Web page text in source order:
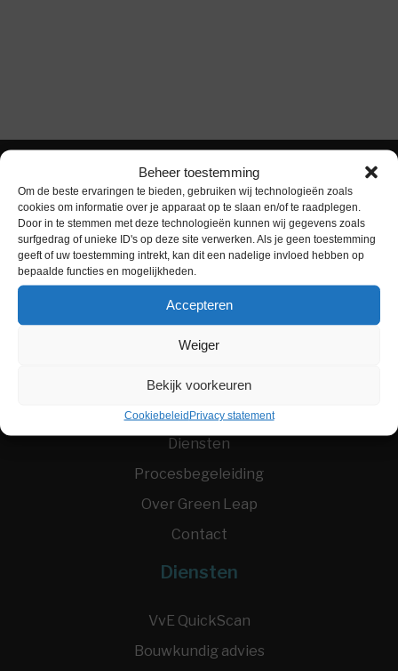
Beheer toestemming
Om de beste ervaringen te bieden, gebruiken wij technologieën zoals
cookies om informatie over je apparaat op te slaan en/of te raadplegen.
Door in te stemmen met deze technologieën kunnen wij gegevens zoals
surfgedrag of unieke ID's op deze site verwerken. Als je geen toestemming
geeft of uw toestemming intrekt, kan dit een nadelige invloed hebben op
bepaalde functies en mogelijkheden.
Accepteren
Weiger
Bekijk voorkeuren
CookiebeleidPrivacy statement
Home
Diensten
Procesbegeleiding
Over Green Leap
Contact
Diensten
VvE QuickScan
Bouwkundig advies